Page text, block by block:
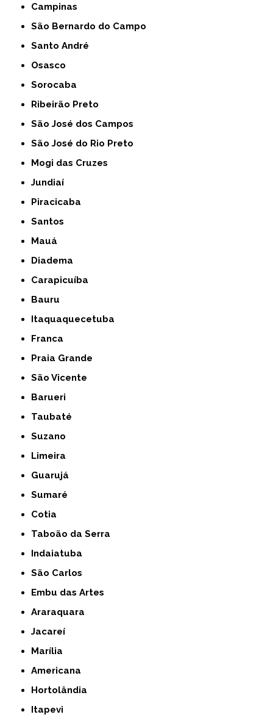
Campinas
São Bernardo do Campo
Santo André
Osasco
Sorocaba
Ribeirão Preto
São José dos Campos
São José do Rio Preto
Mogi das Cruzes
Jundiaí
Piracicaba
Santos
Mauá
Diadema
Carapicuíba
Bauru
Itaquaquecetuba
Franca
Praia Grande
São Vicente
Barueri
Taubaté
Suzano
Limeira
Guarujá
Sumaré
Cotia
Taboão da Serra
Indaiatuba
São Carlos
Embu das Artes
Araraquara
Jacareí
Marília
Americana
Hortolândia
Itapevi